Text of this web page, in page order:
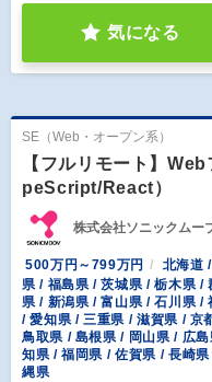
気になる
SE（Web・オープン系）
【フルリモート】
peScript/React）
株式会社ソニックムー
500万円～799万円
北海道
県 / 福島県 / 茨城県 / 栃木県 /
県 / 新潟県 / 富山県 / 石川県 /
/ 愛知県 / 三重県 / 滋賀県 / 京
鳥取県 / 島根県 / 岡山県 / 広
知県 / 福岡県 / 佐賀県 / 長崎
縄県